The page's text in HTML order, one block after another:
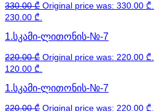
330.00₾ Original price was: 330.00 ₾.
230.00 ₾.
1.სკამი-ლითონის-№-7
220.00₾ Original price was: 220.00 ₾.
120.00 ₾.
1.სკამი-ლითონის-№-7
220.00₾ Original price was: 220.00 ₾.